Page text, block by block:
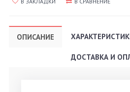
ОПИСАНИЕ
ДОСТАВКА И